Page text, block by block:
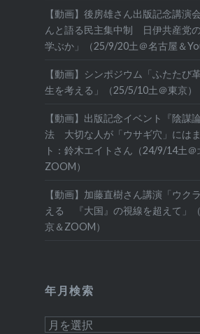
【動画】後房雄さん出版記念講演
んと語る民主集中制 日伊共産党
学ぶか」（25/9/20土＠名古屋＆
【動画】シンポジウム「ふたたび
生を考える」（25/5/10土＠東京）
【動画】出版記念イベント『陰謀
法 大切な人が「ウサギ穴」には
ト：鈴木エイトさん（24/9/14土＠
ZOOM）
【動画】加藤直樹さん講演「ウク
える 『大国』の視線を超えて」
京＆ZOOM）
年月検索
年